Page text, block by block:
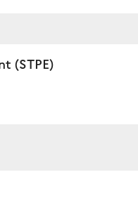
(STPE)